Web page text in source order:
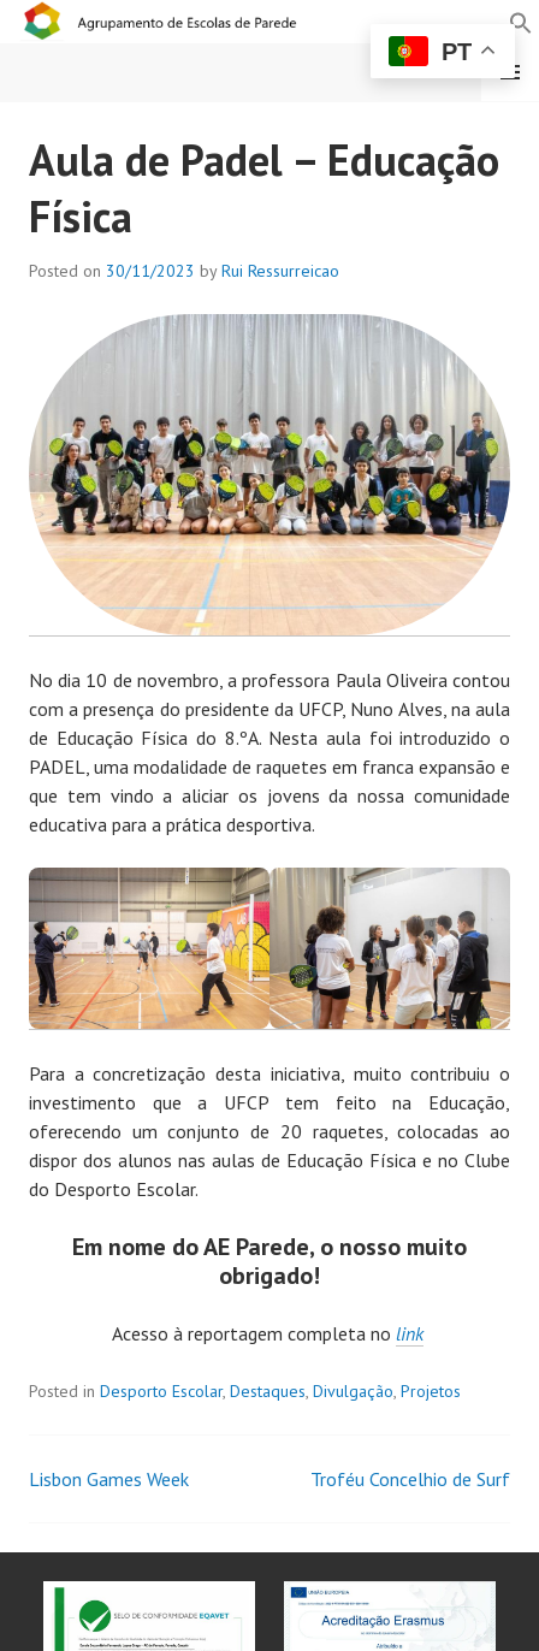
AGRUPAMENTO DE
ESCOLAS DE PAREDE
MENU
Aula de Padel – Educação
Física
Posted on 30/11/2023 byRui Ressurreicao
No dia 10 de novembro, a professora Paula Oliveira contou
com a presença do presidente da UFCP, Nuno Alves, na aula
de Educação Física do 8.ºA. Nesta aula foi introduzido o
PADEL, uma modalidade de raquetes em franca expansão e
que tem vindo a aliciar os jovens da nossa comunidade
educativa para a prática desportiva.
Para a concretização desta iniciativa, muito contribuiu o
investimento que a UFCP tem feito na Educação,
oferecendo um conjunto de 20 raquetes, colocadas ao
dispor dos alunos nas aulas de Educação Física e no Clube
do Desporto Escolar.
Em nome do AE Parede, o nosso muito
obrigado!
Acesso à reportagem completa no link
Posted in Desporto Escolar, Destaques, Divulgação, Projetos
Lisbon Games Week Troféu Concelhio de Surf
PT